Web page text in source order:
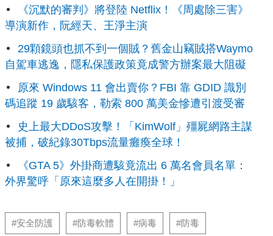
《沉默的審判》將登陸 Netflix！《周處除三害》
導演新作，阮經天、王淨主演
29顆鏡頭也抓不到一個賊？舊金山竊賊搭Waymo
自駕車逃逸，隱私保護政策竟成警方辦案最大阻礙
原來 Windows 11 會出賣你？FBI 靠 GDID 識別
碼追蹤 19 歲駭客，勒索 800 萬美金慘遭引渡受審
史上最大DDoS攻擊！「KimWolf」殭屍網路主謀
被捕，破紀錄30Tbps流量癱瘓全球！
《GTA 5》外掛商遭駭竟流出 6 萬名會員名單：
外界驚呼「原來這麼多人在開掛！」
#安全防護 #防毒軟體 #病毒 #防毒